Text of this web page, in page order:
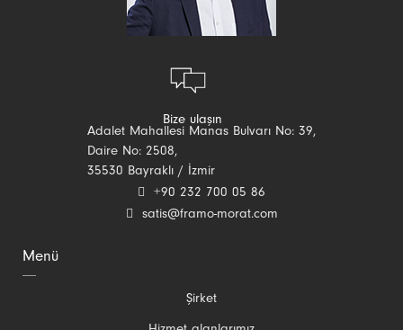
Menü
Şirket
Bize ulaşın
Adalet Mahallesi Manas Bulvarı No: 39,
Daire No: 2508,
35530 Bayraklı / İzmir
+90 232 700 05 86
satis@framo-morat.com